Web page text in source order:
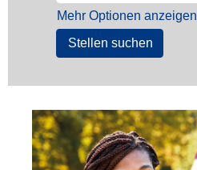
Mehr Optionen anzeigen